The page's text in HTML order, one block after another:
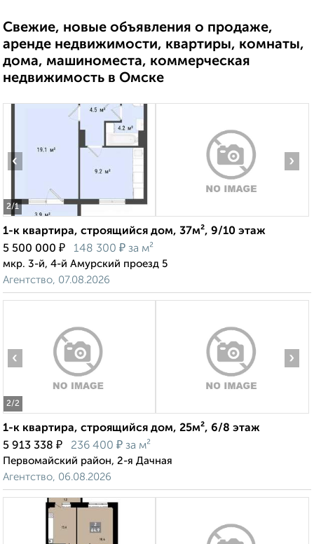
Свежие, новые объявления о продаже,
аренде недвижимости, квартиры, комнаты,
дома, машиноместа, коммерческая
недвижимость в Омске
2/1
‹ ›
1-к квартира, строящийся дом, 37м², 9/10 этаж
5 500 000 ₽ 148 300 ₽ за м²
мкр. 3-й, 4-й Амурский проезд 5
Агентство, 07.08.2026
2/2
‹ ›
1-к квартира, строящийся дом, 25м², 6/8 этаж
5 913 338 ₽ 236 400 ₽ за м²
Первомайский район, 2-я Дачная
Агентство, 06.08.2026